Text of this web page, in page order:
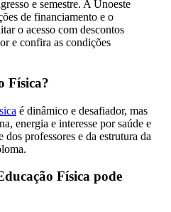
e semestre. A Unoeste
de financiamento e o
o acesso com descontos
e confira as condições
Física?
é dinâmico e desafiador, mas
energia e interesse por saúde e
professores e da estrutura da
Física pode